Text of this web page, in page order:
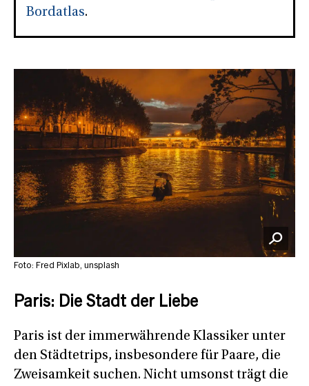
Bordatlas.
Foto: Fred Pixlab, unsplash
Paris: Die Stadt der Liebe
Paris ist der immerwährende Klassiker unter
den Städtetrips, insbesondere für Paare, die
Zweisamkeit suchen. Nicht umsonst trägt die